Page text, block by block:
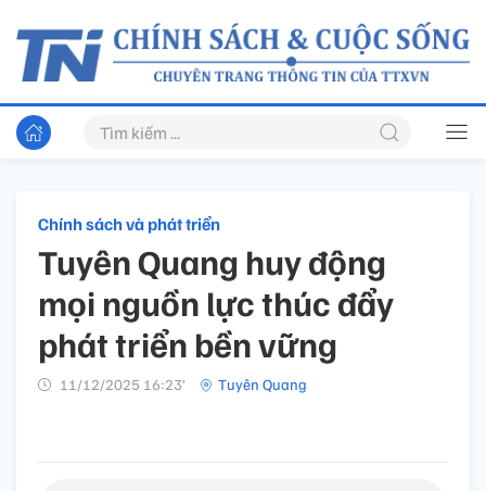
Chính sách và phát triển
Tuyên Quang huy động
mọi nguồn lực thúc đẩy
phát triển bền vững
11/12/2025 16:23’ Tuyên Quang